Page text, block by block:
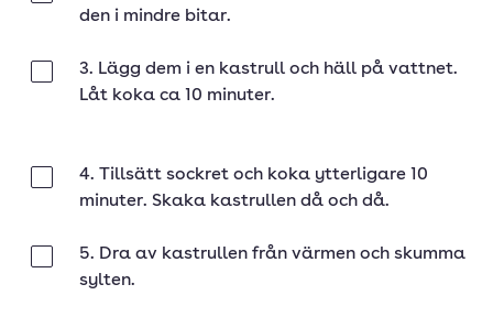
den i mindre bitar.
3. Lägg dem i en kastrull och häll på vattnet.
Låt koka ca 10 minuter.
4. Tillsätt sockret och koka ytterligare 10
minuter. Skaka kastrullen då och då.
5. Dra av kastrullen från värmen och skumma
sylten.